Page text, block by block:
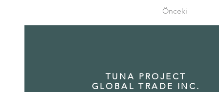
Önceki
TUNA PROJECT
GLOBAL TRADE INC.